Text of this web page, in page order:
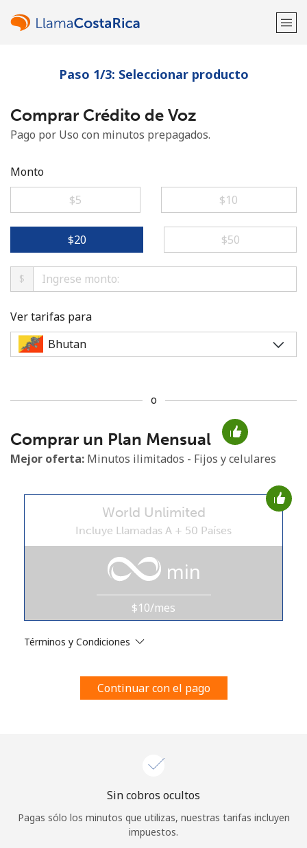
¡Bienvenido!
¿Ya tienes una cuenta?Inicia sesión →
No se ha creado una contraseña
Mínimo 8 caracteres
Una letra mayúscula y una minúscula
Un número
estosTérminos y condiciones.
Únete
¡Hola!
Inicia sesión oREGÍSTRATE →
Paso 1/3: Seleccionar producto
Comprar Crédito de Voz
Pago por Uso con minutos prepagados.
Monto
⁦$5⁩
⁦$10⁩
⁦$20⁩ ⁦$50⁩
$
Ver tarifas para
o
Comprar un Plan Mensual
Mejor oferta: Minutos ilimitados - Fijos y celulares
World Unlimited
Incluye Llamadas A + 50 Países
min
$10/mes
Términos y Condiciones
Continuar con el pago
Sin cobros ocultos
Pagas sólo los minutos que utilizas, nuestras tarifas incluyen
impuestos.